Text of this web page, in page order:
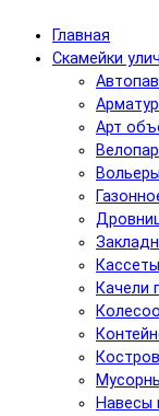
Главная
Скамейки
Арт
Качели
Навесы